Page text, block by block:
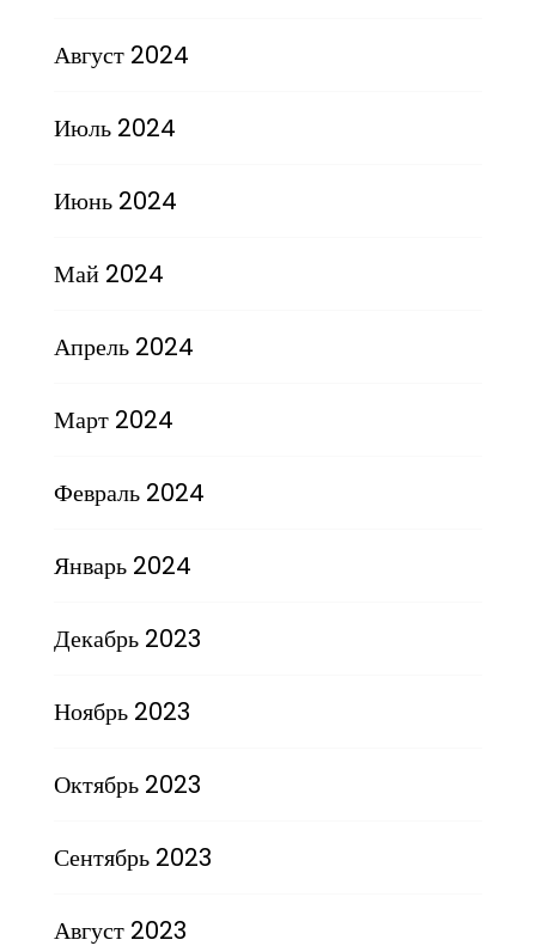
Август 2024
Июль 2024
Июнь 2024
Май 2024
Апрель 2024
Март 2024
Февраль 2024
Январь 2024
Декабрь 2023
Ноябрь 2023
Октябрь 2023
Сентябрь 2023
Август 2023